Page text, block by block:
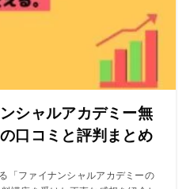
シャルアカデミー無
口コミと評判まとめ
「ファイナンシャルアカデミーの